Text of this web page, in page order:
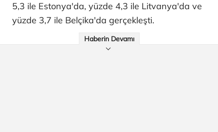
5,3 ile Estonya'da, yüzde 4,3 ile Litvanya'da ve
yüzde 3,7 ile Belçika'da gerçekleşti.
Haberin Devamı